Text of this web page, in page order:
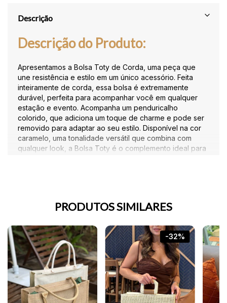
Descrição
Descrição do Produto:
Apresentamos a Bolsa Toty de Corda, uma peça que
une resistência e estilo em um único acessório. Feita
inteiramente de corda, essa bolsa é extremamente
durável, perfeita para acompanhar você em qualquer
estação e evento. Acompanha um penduricalho
colorido, que adiciona um toque de charme e pode ser
removido para adaptar ao seu estilo. Disponível na cor
caramelo, uma tonalidade versátil que combina com
qualquer look, a Bolsa Toty é o complemento ideal para
PRODUTOS SIMILARES
-32%